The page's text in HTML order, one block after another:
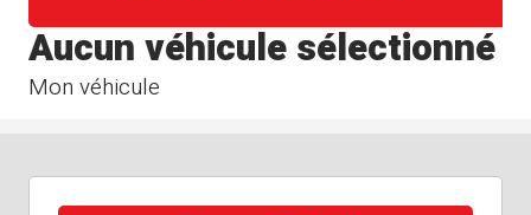
Mon véhicule
Aucun véhicule sélectionné